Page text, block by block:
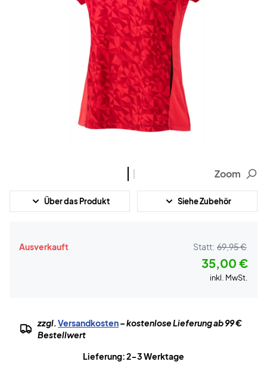
Zoom
Über das Produkt Siehe Zubehör
Ausverkauft Statt: 69,95 €
35,00 €
inkl. MwSt.
zzgl.Versandkosten– kostenlose Lieferung ab 99 €
Bestellwert
Lieferung: 2-3 Werktage